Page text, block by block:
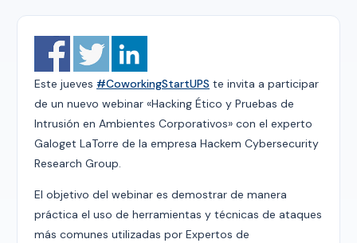
Este jueves #CoworkingStartUPS te invita a participar
de un nuevo webinar «Hacking Ético y Pruebas de
Intrusión en Ambientes Corporativos» con el experto
Galoget LaTorre de la empresa Hackem Cybersecurity
Research Group.
El objetivo del webinar es demostrar de manera
práctica el uso de herramientas y técnicas de ataques
más comunes utilizadas por Expertos de